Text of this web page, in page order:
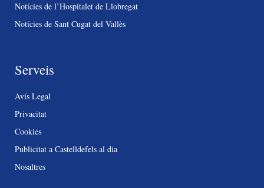
Notícies de l’Hospitalet de Llobregat
Notícies de Sant Cugat del Vallès
Serveis
Avís Legal
Privacitat
Cookies
Publicitat a Castelldefels al dia
Nosaltres